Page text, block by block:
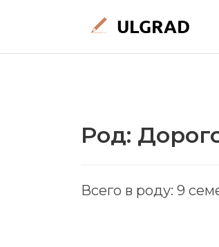
Род:
Всего в роду: 9